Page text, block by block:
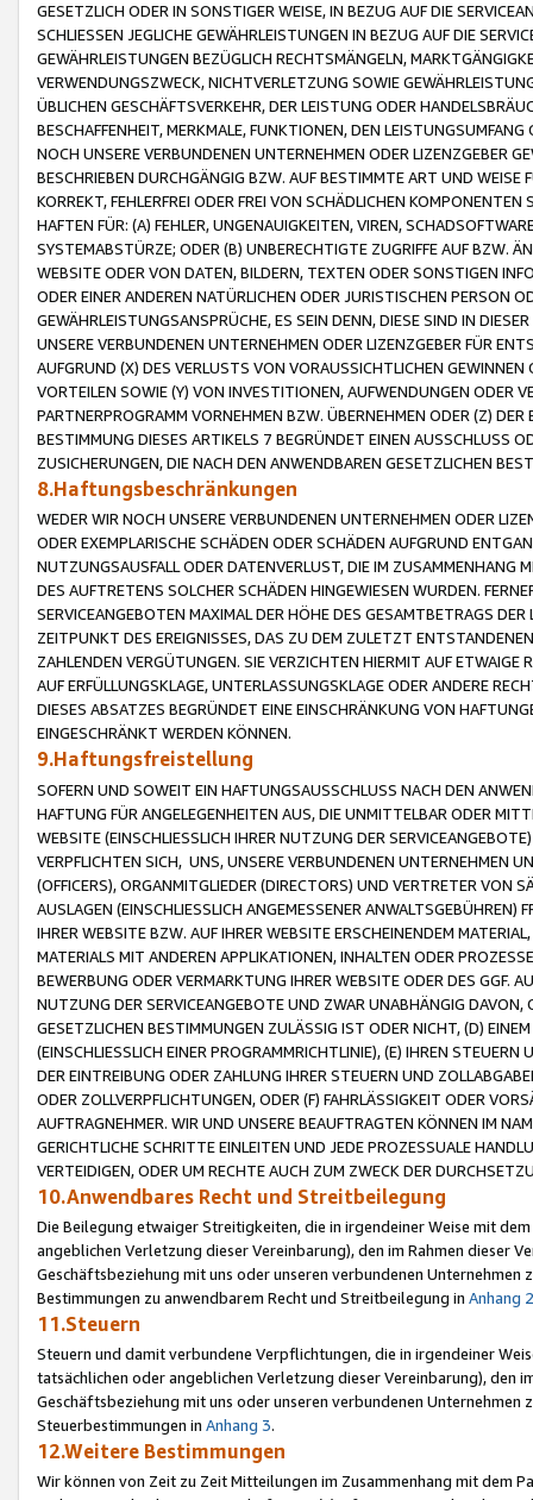
GESETZLICH ODER IN SONSTIGER WEISE, IN BEZUG AUF DIE
SCHLIESSEN JEGLICHE GEWÄHRLEISTUNGEN IN BEZUG AUF DIE
GEWÄHRLEISTUNGEN BEZÜGLICH RECHTSMÄNGELN,
VERWENDUNGSZWECK, NICHTVERLETZUNG SOWIE
ÜBLICHEN GESCHÄFTSVERKEHR, DER LEISTUNG ODER
BESCHAFFENHEIT, MERKMALE, FUNKTIONEN, DEN
NOCH UNSERE VERBUNDENEN UNTERNEHMEN ODER LIZENZGEBER
BESCHRIEBEN DURCHGÄNGIG BZW. AUF BESTIMMTE ART UND
KORREKT, FEHLERFREI ODER FREI VON SCHÄDLICHEN
HAFTEN FÜR: (A) FEHLER, UNGENAUIGKEITEN, VIREN,
SYSTEMABSTÜRZE; ODER (B) UNBERECHTIGTE ZUGRIFFE AUF BZW.
WEBSITE ODER VON DATEN, BILDERN, TEXTEN ODER SONSTIGEN
ODER EINER ANDEREN NATÜRLICHEN ODER JURISTISCHEN PERSON
GEWÄHRLEISTUNGSANSPRÜCHE, ES SEIN DENN, DIESE SIND IN
UNSERE VERBUNDENEN UNTERNEHMEN ODER LIZENZGEBER FÜR
AUFGRUND (X) DES VERLUSTS VON VORAUSSICHTLICHEN
VORTEILEN SOWIE (Y) VON INVESTITIONEN, AUFWENDUNGEN ODER
PARTNERPROGRAMM VORNEHMEN BZW. ÜBERNEHMEN ODER (Z)
BESTIMMUNG DIESES ARTIKELS 7 BEGRÜNDET EINEN AUSSCHLUSS
ZUSICHERUNGEN, DIE NACH DEN ANWENDBAREN GESETZLICHEN
8.Haftungsbeschränkungen
WEDER WIR NOCH UNSERE VERBUNDENEN UNTERNEHMEN ODER
ODER EXEMPLARISCHE SCHÄDEN ODER SCHÄDEN AUFGRUND
NUTZUNGSAUSFALL ODER DATENVERLUST, DIE IM ZUSAMMENHANG
DES AUFTRETENS SOLCHER SCHÄDEN HINGEWIESEN WURDEN.
SERVICEANGEBOTEN MAXIMAL DER HÖHE DES GESAMTBETRAGS
ZEITPUNKT DES EREIGNISSES, DAS ZU DEM ZULETZT
ZAHLENDEN VERGÜTUNGEN. SIE VERZICHTEN HIERMIT AUF
AUF ERFÜLLUNGSKLAGE, UNTERLASSUNGSKLAGE ODER ANDERE
DIESES ABSATZES BEGRÜNDET EINE EINSCHRÄNKUNG VON
EINGESCHRÄNKT WERDEN KÖNNEN.
9.Haftungsfreistellung
SOFERN UND SOWEIT EIN HAFTUNGSAUSSCHLUSS NACH DEN
HAFTUNG FÜR ANGELEGENHEITEN AUS, DIE UNMITTELBAR ODER
WEBSITE (EINSCHLIESSLICH IHRER NUTZUNG DER
VERPFLICHTEN SICH, UNS, UNSERE VERBUNDENEN UNTERNEHMEN
(OFFICERS), ORGANMITGLIEDER (DIRECTORS) UND VERTRETER VON
AUSLAGEN (EINSCHLIESSLICH ANGEMESSENER
IHRER WEBSITE BZW. AUF IHRER WEBSITE ERSCHEINENDEM
MATERIALS MIT ANDEREN APPLIKATIONEN, INHALTEN ODER
BEWERBUNG ODER VERMARKTUNG IHRER WEBSITE ODER DES GGF.
NUTZUNG DER SERVICEANGEBOTE UND ZWAR UNABHÄNGIG
GESETZLICHEN BESTIMMUNGEN ZULÄSSIG IST ODER NICHT, (D)
(EINSCHLIESSLICH EINER PROGRAMMRICHTLINIE), (E) IHREN
DER EINTREIBUNG ODER ZAHLUNG IHRER STEUERN UND
ODER ZOLLVERPFLICHTUNGEN, ODER (F) FAHRLÄSSIGKEIT ODER
AUFTRAGNEHMER. WIR UND UNSERE BEAUFTRAGTEN KÖNNEN IM
GERICHTLICHE SCHRITTE EINLEITEN UND JEDE PROZESSUALE
VERTEIDIGEN, ODER UM RECHTE AUCH ZUM ZWECK DER
10.Anwendbares Recht und Streitbeilegung
Die Beilegung etwaiger Streitigkeiten, die in irgendeiner Weise mit
angeblichen Verletzung dieser Vereinbarung), den im Rahmen dieser
Geschäftsbeziehung mit uns oder unseren verbundenen
Bestimmungen zu anwendbarem Recht und Streitbeilegung in Anhang 2
11.Steuern
Steuern und damit verbundene Verpflichtungen, die in irgendeiner
tatsächlichen oder angeblichen Verletzung dieser Vereinbarung), den
Geschäftsbeziehung mit uns oder unseren verbundenen
Steuerbestimmungen in Anhang 3.
12.Weitere Bestimmungen
Wir können von Zeit zu Zeit Mitteilungen im Zusammenhang mit dem